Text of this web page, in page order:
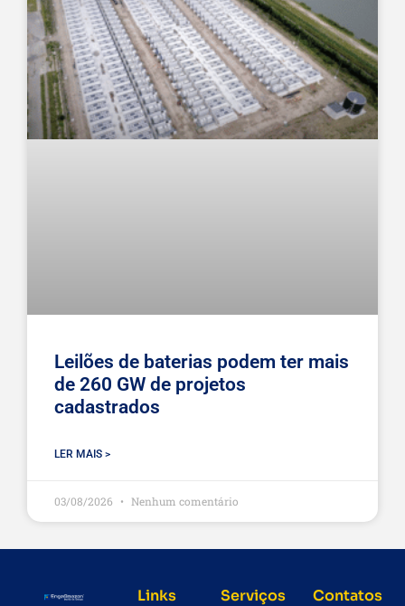
Leilões de baterias podem ter mais
de 260 GW de projetos
cadastrados
LER MAIS >
03/08/2026 Nenhum comentário
Links
Serviços Contatos